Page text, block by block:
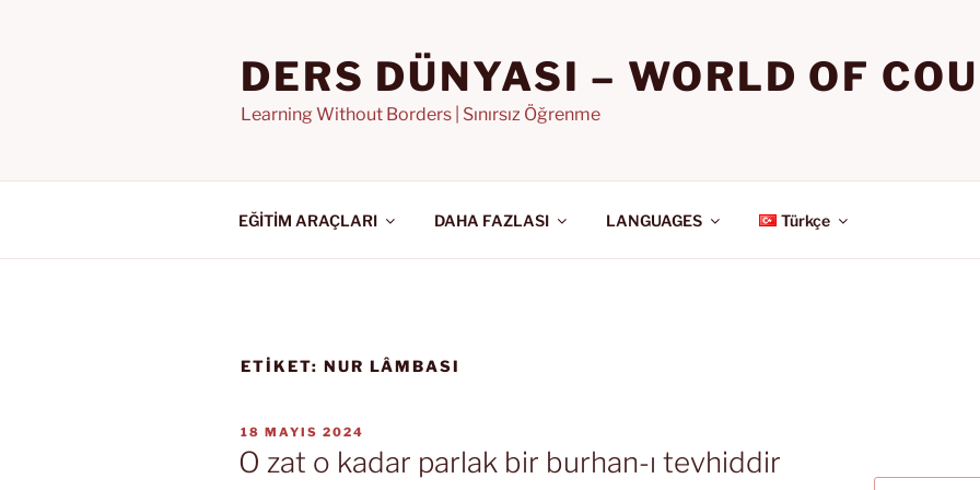
DERS DÜNYASI – WORLD OF
Learning Without Borders | Sınırsız Öğrenme
EĞİTİM ARAÇLARI DAHA FAZLASI LANGUAGES Türkçe
ETIKET: NUR LÂMBASI
YAYIM
TARIHI
18 MAYIS 2024
O zat o kadar parlak bir burhan-ı tevhiddir